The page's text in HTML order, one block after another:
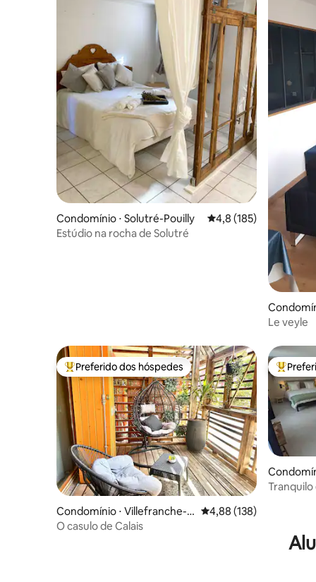
Condomínio ⋅ Solutré-Pouilly 4,8 de uma avaliação
4,8 (185)
Estúdio na rocha de Solutré
Le veyle
Entre os melhores preferidos dos hóspedes
Preferido dos hóspedes
Condomínio ⋅ Villefranche-s
ur-Saone
4,88 de uma avaliação
4,88 (138)
O casulo de Calais
Entre